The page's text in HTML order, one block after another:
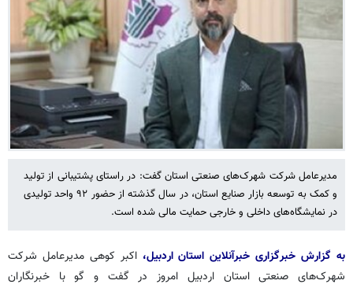
مدیرعامل شرکت شهرک‌های صنعتی استان گفت: در راستای پشتیبانی از تولید
و کمک به توسعه بازار صنایع استان، در سال گذشته از حضور ۹۲ واحد تولیدی
در نمایشگاه‌های داخلی و خارجی حمایت مالی شده است.
به گزارش خبرگزاری خبرآنلاین استان اردبیل، اکبر کوهی مدیرعامل شرکت
شهرک‌های صنعتی استان اردبیل امروز در گفت و گو با خبرنگاران